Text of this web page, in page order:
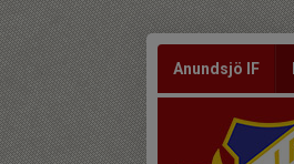
Anundsjö IF